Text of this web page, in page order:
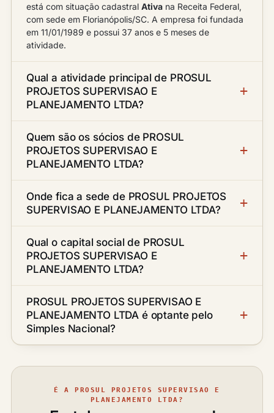
está com situação cadastral Ativa na Receita Federal,
com sede em Florianópolis/SC. A empresa foi fundada
em 11/01/1989 e possui 37 anos e 5 meses de
atividade.
Qual a atividade principal de PROSUL
PROJETOS SUPERVISAO E
PLANEJAMENTO LTDA?
Quem são os sócios de PROSUL
PROJETOS SUPERVISAO E
PLANEJAMENTO LTDA?
Onde fica a sede de PROSUL PROJETOS
SUPERVISAO E PLANEJAMENTO LTDA?
Qual o capital social de PROSUL
PROJETOS SUPERVISAO E
PLANEJAMENTO LTDA?
PROSUL PROJETOS SUPERVISAO E
PLANEJAMENTO LTDA é optante pelo
Simples Nacional?
É A PROSUL PROJETOS SUPERVISAO E
PLANEJAMENTO LTDA?